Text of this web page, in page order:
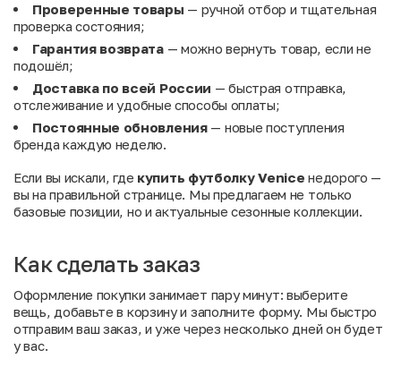
Проверенные товары — ручной отбор и тщательная
проверка состояния;
Гарантия возврата— можно вернуть товар, если не
подошёл;
Доставка по всей России — быстрая отправка,
отслеживание и удобные способы оплаты;
Постоянные обновления— новые поступления
бренда каждую неделю.
Если вы искали, где купить футболку Venice недорого —
вы на правильной странице. Мы предлагаем не только
базовые позиции, но и актуальные сезонные коллекции.
Как сделать заказ
Оформление покупки занимает пару минут: выберите
вещь, добавьте в корзину и заполните форму. Мы быстро
отправим ваш заказ, и уже через несколько дней он будет
у вас.